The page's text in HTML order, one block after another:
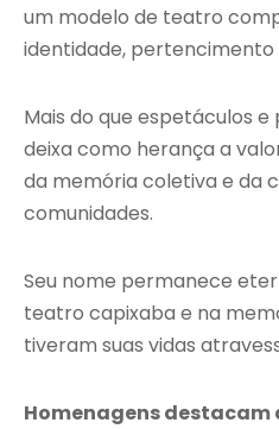
um modelo de teatro
identidade,
Mais do que espetáculos
deixa como herança a
da memória coletiva e da
comunidades.
Seu nome permanece
teatro capixaba e na
tiveram suas vidas
Homenagens destacam